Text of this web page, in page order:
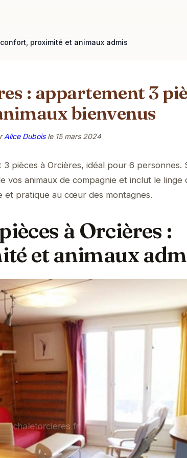
proximité et animaux admis
: appartement 3
bienvenus
Alice Duboisle 15 mars 2024
pièces à Orcières, idéal pour 6 personnes.
vos animaux de compagnie et inclut le linge
et pratique au cœur des montagnes.
à Orcières :
et animaux